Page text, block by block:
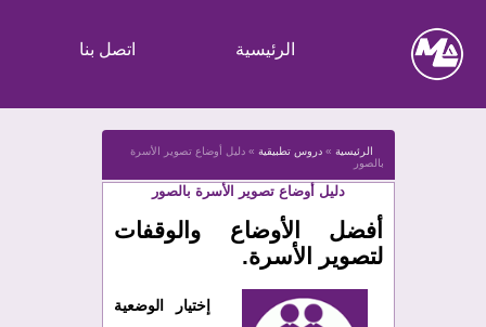
الرئيسية اتصل بنا
الرئيسية » دروس تطبيقية » دليل أوضاع تصوير الأسرة
بالصور
دليل أوضاع تصوير الأسرة بالصور
أفضل الأوضاع والوقفات
لتصوير الأسرة.
إختيار الوضعية